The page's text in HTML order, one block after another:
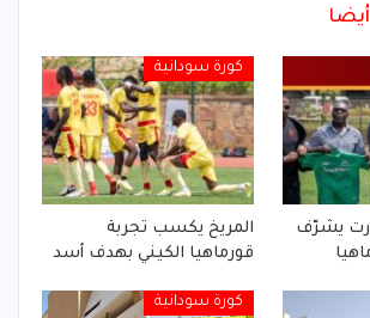
يشرّف
كورة سودانية
المريخ يكسب تجربة
قورماهيا الكيني بهدف أسد
كورة سودانية